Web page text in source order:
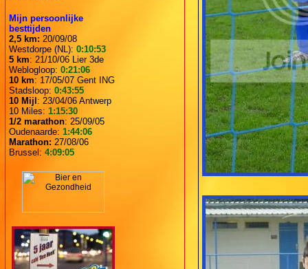
Mijn persoonlijke
besttijden
2,5 km: 20/09/08
Westdorpe (NL): 0:10:53
5 km: 21/10/06 Lier 3de
Weblogloop: 0:21:06
10 km: 17/05/07 Gent ING
Stadsloop: 0:43:55
10 Mijl: 23/04/06 Antwerp
10 Miles: 1:15:30
1/2 marathon: 25/09/05
Oudenaarde: 1:44:06
Marathon: 27/08/06
Brussel: 4:09:05